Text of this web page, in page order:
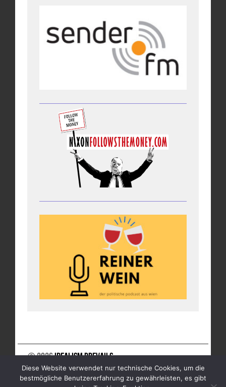
© 2026Idealism Prevails
UNTERSTÜTZE UNS
NEWSLETTER
IMPRESSUM
Diese Website verwendet nur technische Cookies, um die
bestmögliche Benutzererfahrung zu gewährleisten, es gibt